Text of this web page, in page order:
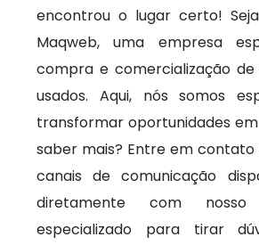
encontrou o lugar certo!
Maqweb, uma empresa
compra e comercialização de
usados. Aqui, nós somos
transformar oportunidades
saber mais? Entre em
canais de comunicação
diretamente com nosso
especializado para tirar